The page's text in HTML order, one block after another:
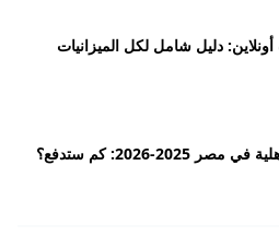
دليل شامل لكل الميزانيات
2026: كم ستدفع؟